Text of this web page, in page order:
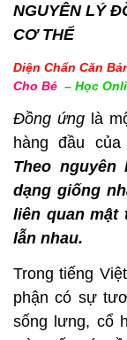
NGUYÊN LÝ
CƠ THỂ
Diện Chẩn Căn
Cho Bé – Học
Đồng ứng là
hàng đầu
Theo
dạng giống
liên quan mật
lẫn nhau.
Trong tiếng
phận có sự
sống lưng, cổ